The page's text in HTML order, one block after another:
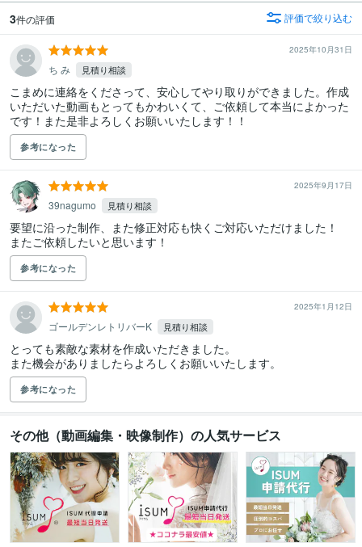
3件の評価 評価で絞り込む
2025年10月31日
ち み 見積り相談
こまめに連絡をくださって、安心してやり取りができました。作成
いただいた動画もとってもかわいくて、ご依頼して本当によかった
です！また是非よろしくお願いいたします！！
参考になった
2025年9月17日
39nagumo 見積り相談
要望に沿った制作、また修正対応も快くご対応いただけました！
またご依頼したいと思います！
参考になった
2025年1月12日
ゴールデンレトリバーK 見積り相談
とっても素敵な素材を作成いただきました。
また機会がありましたらよろしくお願いいたします。
参考になった
その他（動画編集・映像制作）の人気サービス